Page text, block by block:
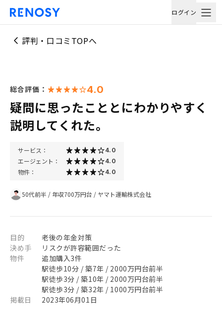
ログイン
評判・口コミTOPへ
総合評価： 4.0
疑問に思ったこととにわかりやすく
説明してくれた。
サービス： 4.0
エージェント： 4.0
物件： 4.0
50代前半 / 年収700万円台 / ヤマト運輸株式会社
目的
老後の年金対策
決め手
リスクが許容範囲だった
物件
追加購入3件
駅徒歩10分 / 築7年 / 2000万円台前半
駅徒歩3分 / 築10年 / 2000万円台前半
駅徒歩3分 / 築32年 / 1000万円台前半
掲載日
2023年06月01日